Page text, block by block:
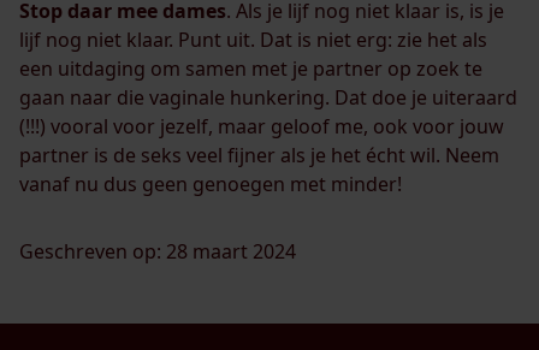
Stop daar mee dames. Als je lijf nog niet klaar is, is je
lijf nog niet klaar. Punt uit. Dat is niet erg: zie het als
een uitdaging om samen met je partner op zoek te
gaan naar die vaginale hunkering. Dat doe je uiteraard
(!!!) vooral voor jezelf, maar geloof me, ook voor jouw
partner is de seks veel fijner als je het écht wil. Neem
vanaf nu dus geen genoegen met minder!
Geschreven op: 28 maart 2024